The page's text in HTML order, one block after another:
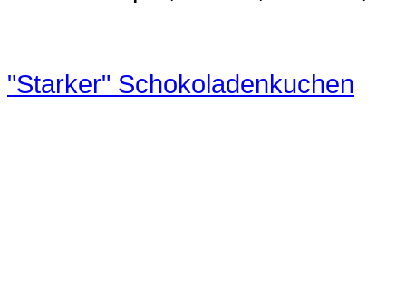
"Starker" Schokoladenkuchen